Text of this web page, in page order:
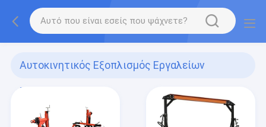
Αυτοκινητικός Εξοπλισμός Εργαλείων
Εργαστηρίων
(95)